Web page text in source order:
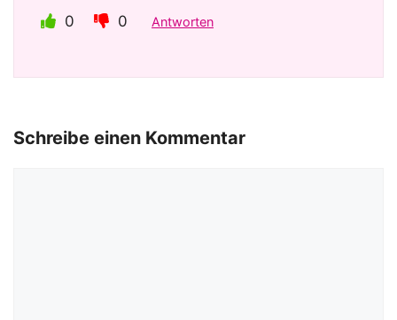
0 0 Antworten
Schreibe einen Kommentar